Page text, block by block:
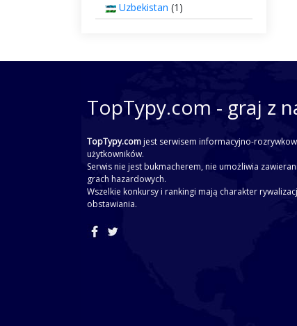
Uzbekistan (1)
TopTypy.com - graj z
TopTypy.com jest serwisem informacyjno-
użytkowników.
Serwis nie jest bukmacherem, nie umożliwia
grach hazardowych.
Wszelkie konkursy i rankingi mają charakter
obstawiania.